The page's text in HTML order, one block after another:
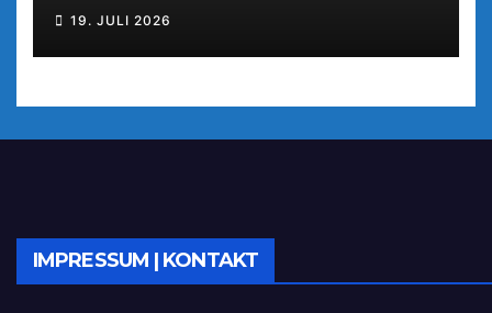
19. JULI 2026
IMPRESSUM | KONTAKT